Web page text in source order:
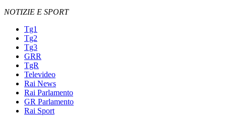
NOTIZIE E SPORT
Tg1
Tg2
Tg3
GRR
TgR
Televideo
Rai News
Rai Parlamento
GR Parlamento
Rai Sport